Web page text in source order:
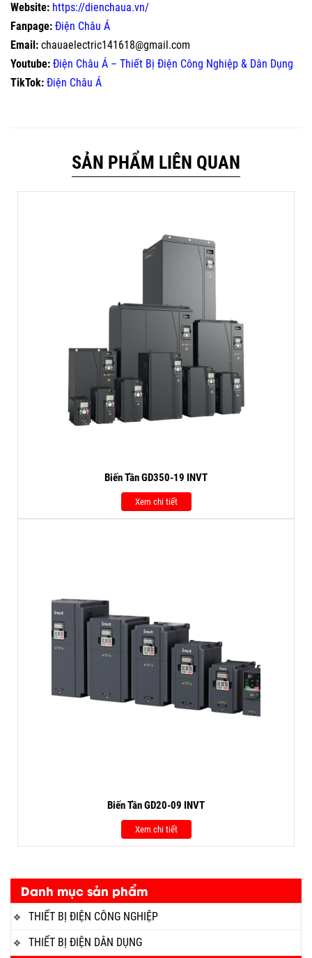
Danh mục sản phẩm
THIẾT BỊ ĐIỆN CÔNG NGHIỆP
THIẾT BỊ ĐIỆN DÂN DỤNG
Website: https://dienchaua.vn/
Fanpage: Điện Châu Á
Email: chauaelectric141618@gmail.com
Youtube: Điện Châu Á – Thiết Bị Điện Công Nghiệp & Dân Dụng
TikTok: Điện Châu Á
SẢN PHẨM LIÊN QUAN
Biến Tần GD350-19 INVT
Xem chi tiết
Biến Tần GD20-09 INVT
Xem chi tiết